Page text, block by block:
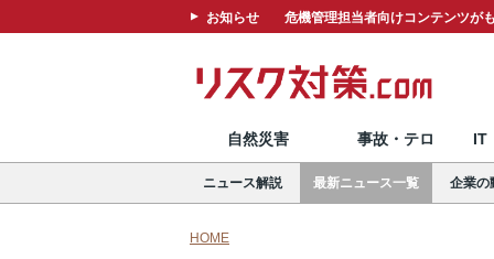
お知らせ 危機管理担当者向けコンテンツが
自然災害 事故・テロ IT
ニュース解説 最新ニュース一覧 企業の
HOME